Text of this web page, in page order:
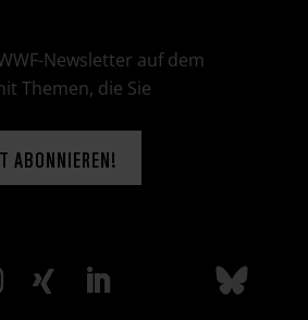
Newsletter auf dem
Themen, die Sie
ABONNIEREN!